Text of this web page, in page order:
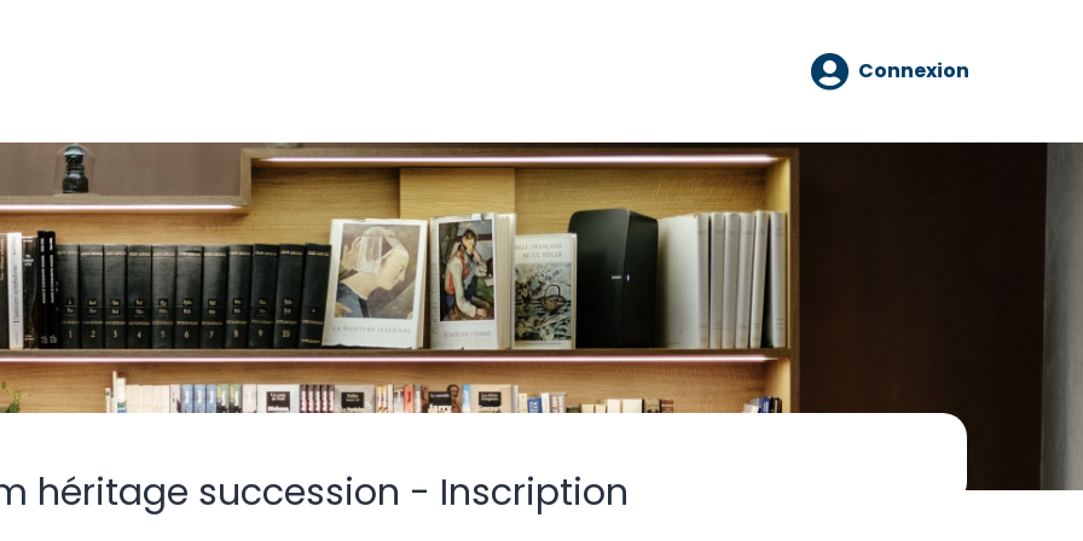
Connexion
héritage succession - Inscription